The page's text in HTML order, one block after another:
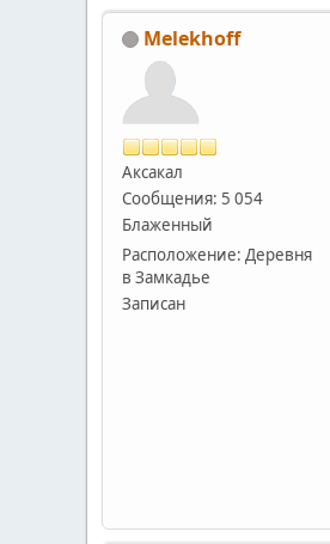
Melekhoff
Аксакал
Сообщения: 5 054
Блаженный
Расположение: Деревня
в Замкадье
Записан